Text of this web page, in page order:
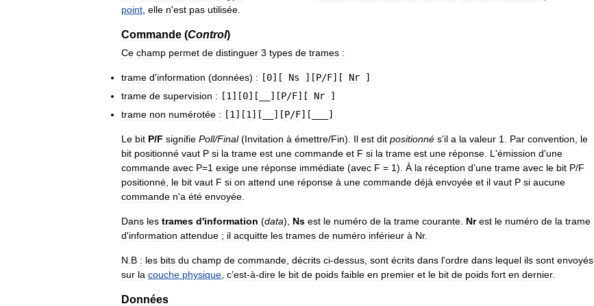
point elle n'est pas utilisée
Commande (Control)
Ce champ permet de distinguer 3 types de trames :
trame d'information (données) : [0][ Ns ][P/F][ Nr ]
trame de supervision : [1 ][0][__][P/F][ Nr ]
trame non numérotée : [1 ][1 ][__][P/F][___]
Le bit P/F signifie Poll/Final(Invitation à émettre/Fin). Il est dit positionné s'il a la valeur 1 Par convention
le
bit positionné vaut P si la trame est une commande et F si la trame est une réponse L 'émission d'une
commande avec P=1 exige une réponse immédiate (avec F = 1). À la réception d'une trame avec le bit P/F
positionné le bit vaut F si on attend une réponse à une commande déjà envoyée et il vaut P si aucune
commande n'a été envoyée
Dans les trames d'information (data), Ns est le numéro de la trame courante Nr est le numéro de la trame
d'information attendue ; il acquitte les trames de numéro inférieur à Nr.
N B : les bits du champ de commande décrits ci-dessus sont écrits dans l'ordre dans lequel ils sont envoyés
sur la couche physique c’est-à-dire le bit de poids faible en premier et le bit de poids fort en dernier.
Données